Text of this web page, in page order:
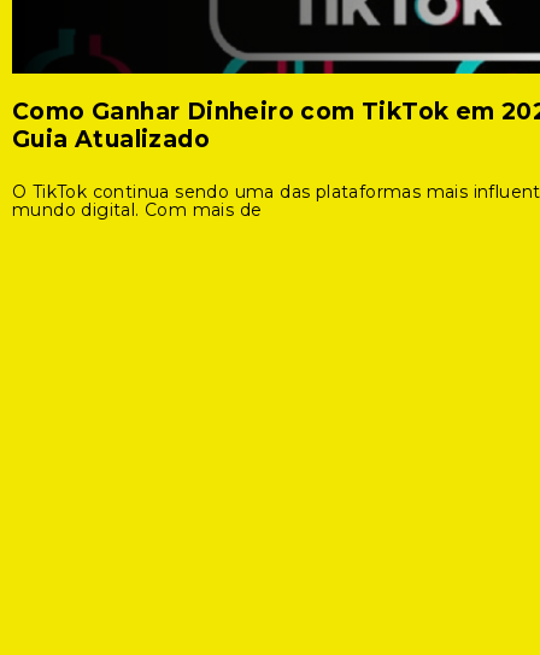
Como Ganhar Dinheiro com TikTok em
Guia Atualizado
O TikTok continua sendo uma das plataformas mais
mundo digital. Com mais de